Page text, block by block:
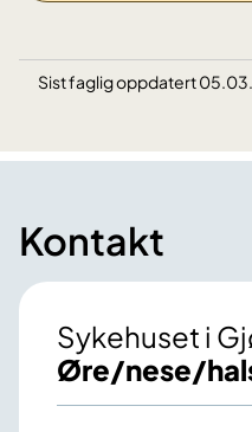
Sist faglig oppdatert
Kontakt
Sykehuset i
Øre/nese/